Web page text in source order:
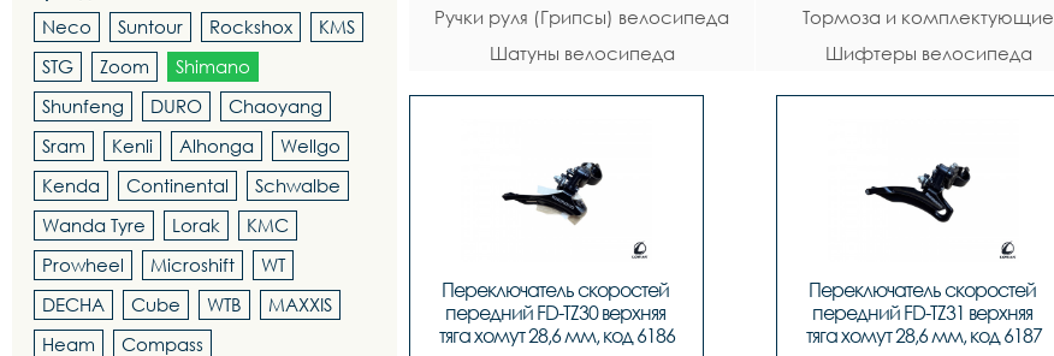
Neco
Suntour Rockshox
KMS
STG
Zoom
Shimano
Shunfeng
DURO
Chaoyang
Sram
Kenli Alhonga
Wellgo
Kenda
Continental
Schwalbe
Wanda Tyre
Lorak
KMC
Prowheel
Microshift
WT
DECHA
Cube WTB
MAXXIS
Heam
Compass
Ручки руля (Грипсы) велосипеда
Тормоза и комплектующие
велосипеда
Шатуны велосипеда
Шифтеры велосипеда
Переключатель скоростей
передний FD-TZ30 верхняя
тяга хомут 28,6 мм, код 6186
Переключатель скоростей
передний FD-TZ31 верхняя
тяга хомут 28,6 мм, код 6187